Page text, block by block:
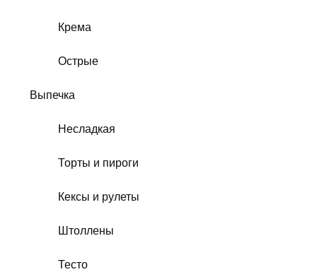
Крема
Острые
Выпечка
Несладкая
Торты и пироги
Кексы и рулеты
Штоллены
Тесто